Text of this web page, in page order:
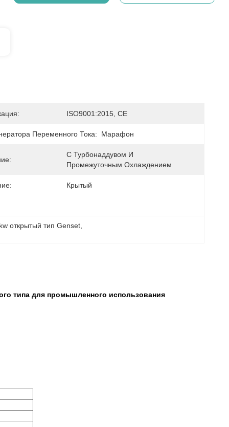
ISO9001:2015, CE
Переменного Тока: Марафон
С Турбонаддувом И
Промежуточным Охлаждением
Крытый
открытый тип Genset
типа для промышленного использования